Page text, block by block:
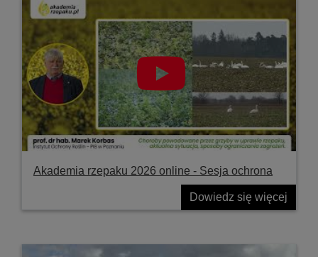
Akademia rzepaku 2026 online - Sesja ochrona
Dowiedz się więcej